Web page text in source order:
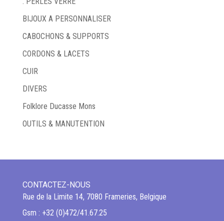
BIJOUX A PERSONNALISER
CABOCHONS & SUPPORTS
CORDONS & LACETS
CUIR
DIVERS
Folklore Ducasse Mons
OUTILS & MANUTENTION
CONTACTEZ-NOUS
Rue de la Limite 14, 7080 Frameries, Belgique
Gsm : +32 (0)472/41.67.25